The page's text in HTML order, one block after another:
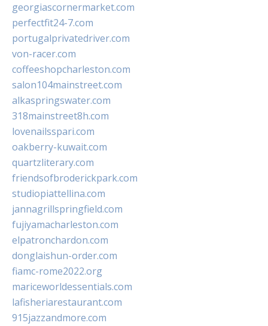
georgiascornermarket.com
perfectfit24-7.com
portugalprivatedriver.com
von-racer.com
coffeeshopcharleston.com
salon104mainstreet.com
alkaspringswater.com
318mainstreet8h.com
lovenailsspari.com
oakberry-kuwait.com
quartzliterary.com
friendsofbroderickpark.com
studiopiattellina.com
jannagrillspringfield.com
fujiyamacharleston.com
elpatronchardon.com
donglaishun-order.com
fiamc-rome2022.org
mariceworldessentials.com
lafisheriarestaurant.com
915jazzandmore.com